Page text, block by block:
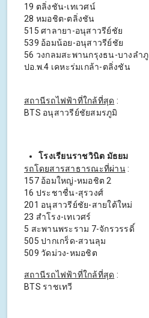
19 ตลิ่งชัน-เทเวศน์
28 หมอชิต-ตลิ่งชัน
515 ศาลายา-อนุสาวรีย์ชัย
539 อ้อมน้อย-อนุสาวรีย์ชัย
56 วงกลมสะพานกรุงธน-บางลำภู
ปอ.พ.4 เคหะร่มเกล้า-ตลิ่งชัน
สถานีรถไฟฟ้าที่ใกล้ที่สุด :
BTS อนุสาวรีย์ชัยสมรภูมิ
โรงเรียนราชวินิต มัธยม
รถโดยสารสาธารณะที่ผ่าน:
157 อ้อมใหญ่-หมอชิต 2
16 ประชาชื่น-สุรวงศ์
201 อนุสาวรีย์ชัย-สายใต้ใหม่
23 สำโรง-เทเวศร์
5 สะพานพระราม 7-จักรวรรดิ์
505 ปากเกร็ด-สวนลุม
509 วัดม่วง-หมอชิต
สถานีรถไฟฟ้าที่ใกล้ที่สุด :
BTS ราชเทวี